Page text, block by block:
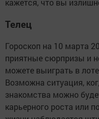
кажется, что вы
Телец
Гороскоп на 10 марта
приятные сюрпризы и
можете выиграть в
Возможна ситуация,
знакомства можно
карьерного роста или